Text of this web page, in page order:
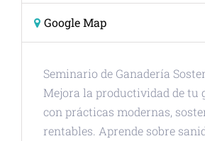
Google Map
Seminario de Ganadería
Mejora la productividad de tu
con prácticas modernas,
rentables. Aprende sobre